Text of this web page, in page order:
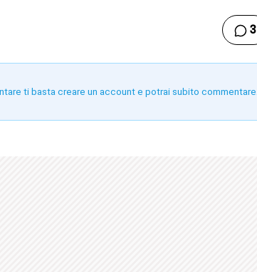
3
ti basta creare un account e potrai subito commentare.